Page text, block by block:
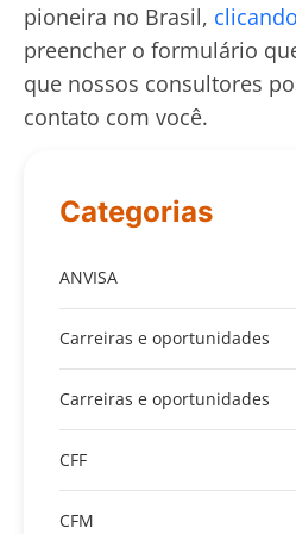
pioneira no Brasil,
preencher o formulário
que nossos consultores
contato com você.
Categorias
ANVISA
Carreiras e oportunidades
Carreiras e oportunidades
CFF
CFM